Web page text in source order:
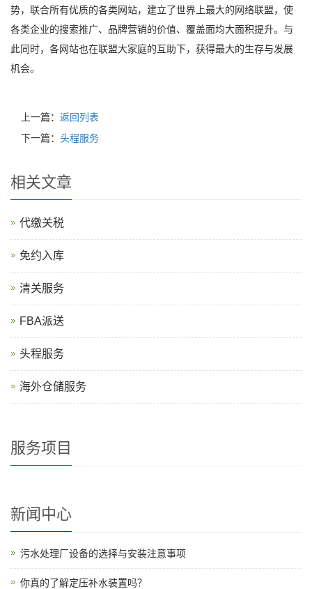
势，联合所有优质的各类网站，建立了世界上最大的网络联盟，使
各类企业的搜索推广、品牌营销的价值、覆盖面均大面积提升。与
此同时，各网站也在联盟大家庭的互助下，获得最大的生存与发展
机会。
上一篇： 返回列表
下一篇： 头程服务
相关文章
代缴关税
免约入库
清关服务
FBA派送
头程服务
海外仓储服务
服务项目
新闻中心
污水处理厂设备的选择与安装注意事项
你真的了解定压补水装置吗？